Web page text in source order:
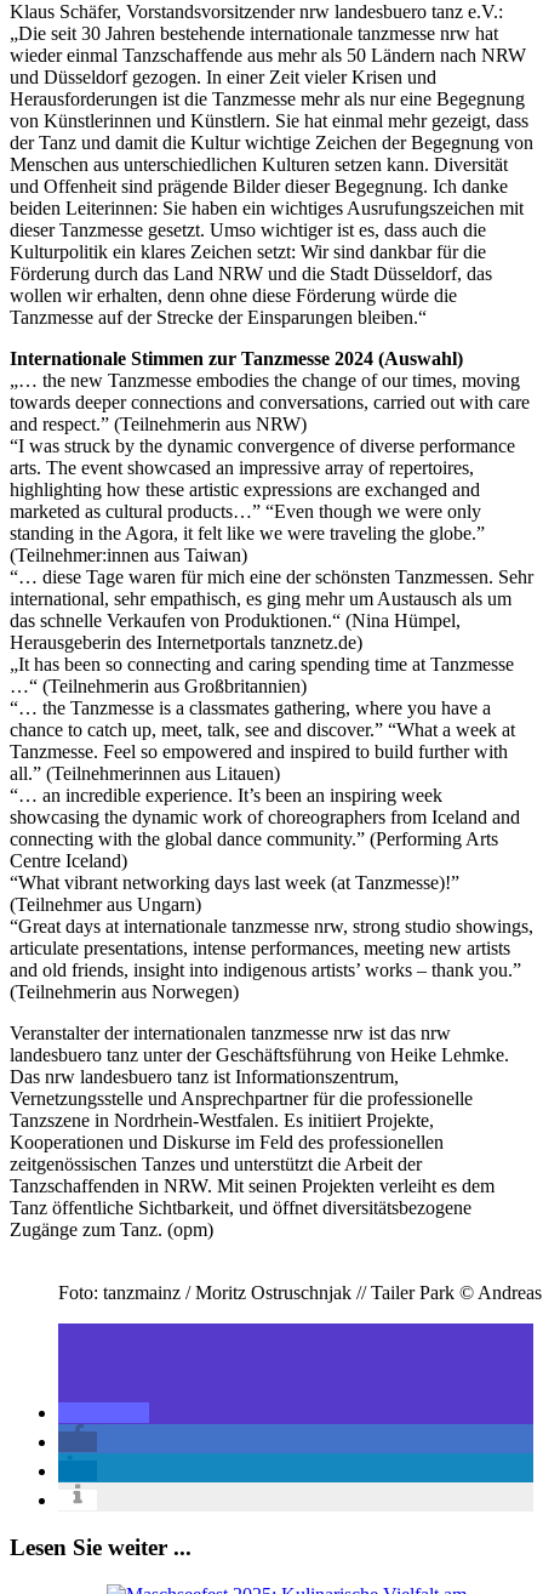
Klaus Schäfer, Vorstandsvorsitzender nrw landesbuero tanz e.V.:
„Die seit 30 Jahren bestehende internationale tanzmesse nrw hat
wieder einmal Tanzschaffende aus mehr als 50 Ländern nach NRW
und Düsseldorf gezogen. In einer Zeit vieler Krisen und
Herausforderungen ist die Tanzmesse mehr als nur eine Begegnung
von Künstlerinnen und Künstlern. Sie hat einmal mehr gezeigt, dass
der Tanz und damit die Kultur wichtige Zeichen der Begegnung von
Menschen aus unterschiedlichen Kulturen setzen kann. Diversität
und Offenheit sind prägende Bilder dieser Begegnung. Ich danke
beiden Leiterinnen: Sie haben ein wichtiges Ausrufungszeichen mit
dieser Tanzmesse gesetzt. Umso wichtiger ist es, dass auch die
Kulturpolitik ein klares Zeichen setzt: Wir sind dankbar für die
Förderung durch das Land NRW und die Stadt Düsseldorf, das
wollen wir erhalten, denn ohne diese Förderung würde die
Tanzmesse auf der Strecke der Einsparungen bleiben.“
Internationale Stimmen zur Tanzmesse 2024 (Auswahl)
„… the new Tanzmesse embodies the change of our times, moving
towards deeper connections and conversations, carried out with care
and respect.” (Teilnehmerin aus NRW)
“I was struck by the dynamic convergence of diverse performance
arts. The event showcased an impressive array of repertoires,
highlighting how these artistic expressions are exchanged and
marketed as cultural products…” “Even though we were only
standing in the Agora, it felt like we were traveling the globe.”
(Teilnehmer:innen aus Taiwan)
“… diese Tage waren für mich eine der schönsten Tanzmessen. Sehr
international, sehr empathisch, es ging mehr um Austausch als um
das schnelle Verkaufen von Produktionen.“ (Nina Hümpel,
Herausgeberin des Internetportals tanznetz.de)
„It has been so connecting and caring spending time at Tanzmesse
…“ (Teilnehmerin aus Großbritannien)
“… the Tanzmesse is a classmates gathering, where you have a
chance to catch up, meet, talk, see and discover.” “What a week at
Tanzmesse. Feel so empowered and inspired to build further with
all.” (Teilnehmerinnen aus Litauen)
“… an incredible experience. It’s been an inspiring week
showcasing the dynamic work of choreographers from Iceland and
connecting with the global dance community.” (Performing Arts
Centre Iceland)
“What vibrant networking days last week (at Tanzmesse)!”
(Teilnehmer aus Ungarn)
“Great days at internationale tanzmesse nrw, strong studio showings,
articulate presentations, intense performances, meeting new artists
and old friends, insight into indigenous artists’ works – thank you.”
(Teilnehmerin aus Norwegen)
Veranstalter der internationalen tanzmesse nrw ist das nrw
landesbuero tanz unter der Geschäftsführung von Heike Lehmke.
Das nrw landesbuero tanz ist Informationszentrum,
Vernetzungsstelle und Ansprechpartner für die professionelle
Tanzszene in Nordrhein-Westfalen. Es initiiert Projekte,
Kooperationen und Diskurse im Feld des professionellen
zeitgenössischen Tanzes und unterstützt die Arbeit der
Tanzschaffenden in NRW. Mit seinen Projekten verleiht es dem
Tanz öffentliche Sichtbarkeit, und öffnet diversitätsbezogene
Zugänge zum Tanz. (opm)
Foto: tanzmainz / Moritz Ostruschnjak // Tailer Park ©
Lesen Sie weiter ...